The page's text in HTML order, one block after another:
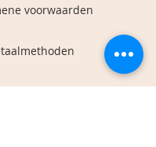
voorwaarden
en retourneren